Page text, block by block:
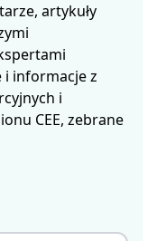
artykuły
i informacje z
i
CEE, zebrane